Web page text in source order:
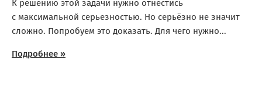
К решению этой задачи нужно отнестись
с максимальной серьезностью. Но серьёзно не значит
сложно. Попробуем это доказать. Для чего нужно...
Подробнее »